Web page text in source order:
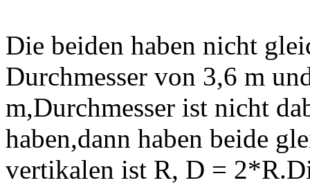
Die beiden haben nicht
Durchmesser von 3,6 m
m,Durchmesser ist nicht
haben,dann haben beide
vertikalen ist R, D =